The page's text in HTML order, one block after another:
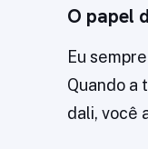
O papel
Eu
Quando a
dali, você